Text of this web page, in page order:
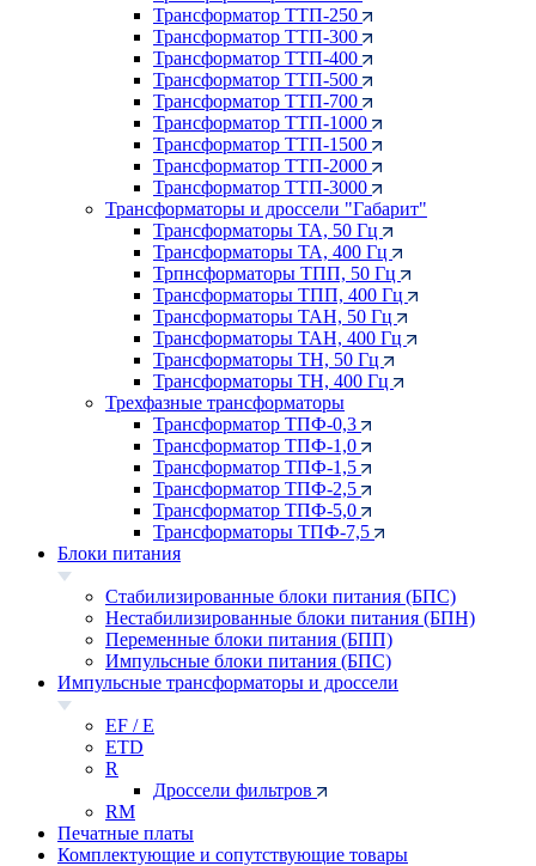
Трансформатор ТТП-250
Трансформатор ТТП-300
Трансформатор ТТП-400
Трансформатор ТТП-500
Трансформатор ТТП-700
Трансформатор ТТП-1000
Трансформатор ТТП-1500
Трансформатор ТТП-2000
Трансформатор ТТП-3000
Трансформаторы и дроссели "Габарит"
Трансформаторы ТА, 50 Гц
Трансформаторы ТА, 400 Гц
Трпнсформаторы ТПП, 50 Гц
Трансформаторы ТПП, 400 Гц
Трансформаторы ТАН, 50 Гц
Трансформаторы ТАН, 400 Гц
Трансформаторы ТН, 50 Гц
Трансформаторы ТН, 400 Гц
Трехфазные трансформаторы
Трансформатор ТПФ-0,3
Трансформатор ТПФ-1,0
Трансформатор ТПФ-1,5
Трансформатор ТПФ-2,5
Трансформатор ТПФ-5,0
Трансформаторы ТПФ-7,5
Блоки питания
Стабилизированные блоки питания (БПС)
Нестабилизированные блоки питания (БПН)
Переменные блоки питания (БПП)
Импульсные блоки питания (БПС)
Импульсные трансформаторы и дроссели
EF / E
ETD
R
Дроссели фильтров
RM
Печатные платы
Комплектующие и сопутствующие товары